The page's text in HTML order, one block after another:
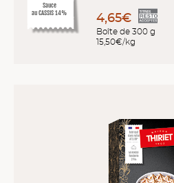
Sauce
au CASSIS 14% 4,65€
Boîte de 300 g
15,50€/kg